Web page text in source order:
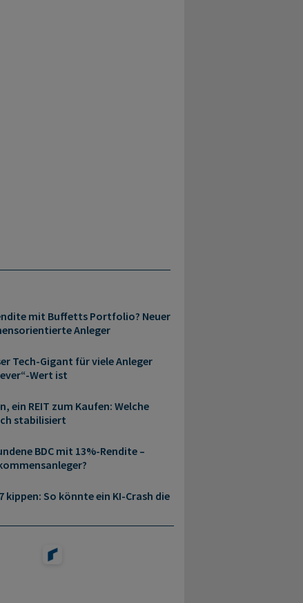
mit Buffetts Portfolio? Neuer
Anleger
Tech-Gigant für viele Anleger
Wert ist
ein REIT zum Kaufen: Welche
stabilisiert
BDC mit 13%-Rendite –
kippen: So könnte ein KI-Crash die